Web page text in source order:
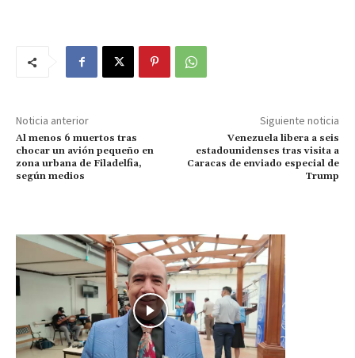
Noticia anterior
Al menos 6 muertos tras
chocar un avión pequeño en
zona urbana de Filadelfia,
según medios
Siguiente noticia
Venezuela libera a seis
estadounidenses tras visita a
Caracas de enviado especial de
Trump